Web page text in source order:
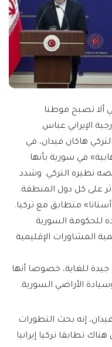
ألا تصبح موطنا
الإيراني عباس
هاكان فيدان، في
في سورية بأنها
نظيره التركي. وشدد
على كل دول المنطقة.
أستانا» متطابق مع تركيا.
للحكومة السورية
المشاورات الإقليمية
للغاية، خصوصا أنها
الأراضي السورية.
فيدان، إنه بحث التطورات
تطابقا تركيا إيرانيا